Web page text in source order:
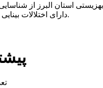
دارای اختلالات بینایی در این استان خبر داد.